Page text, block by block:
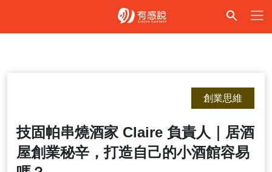
技固帕串燒酒家 Claire 負責人｜居酒
屋創業秘辛，打造自己的小酒館容易
創業思維